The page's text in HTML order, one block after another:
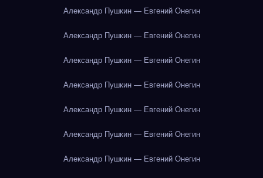
Александр Пушкин — Евгений Онегин
Александр Пушкин — Евгений Онегин
Александр Пушкин — Евгений Онегин
Александр Пушкин — Евгений Онегин
Александр Пушкин — Евгений Онегин
Александр Пушкин — Евгений Онегин
Александр Пушкин — Евгений Онегин